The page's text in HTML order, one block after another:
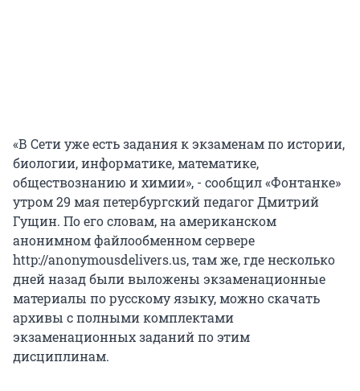
«В Сети уже есть задания к экзаменам по истории,
биологии, информатике, математике,
обществознанию и химии», - сообщил «Фонтанке»
утром 29 мая петербургский педагог Дмитрий
Гущин. По его словам, на американском
анонимном файлообменном сервере
http://anonymousdelivers.us, там же, где несколько
дней назад были выложены экзаменационные
материалы по русскому языку, можно скачать
архивы с полными комплектами
экзаменационных заданий по этим
дисциплинам.